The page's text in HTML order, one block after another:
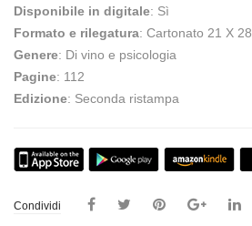
Disponibile in digitale: Sì
Formato e rilegatura: Cartonato 21 X 28
Genere: Di vino e psicologia
Pagine: 112
Edizione: Seconda ristampa
Condividi